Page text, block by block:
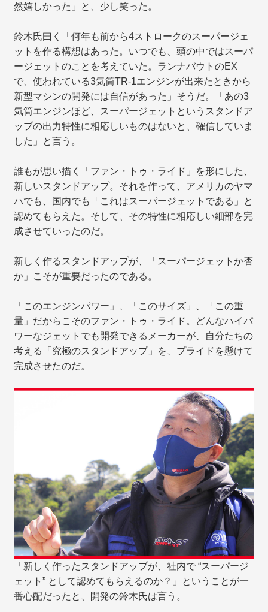
然嬉しかった」と、少し笑った。
鈴木氏曰く「何年も前から4ストロークのスーパージェ
ットを作る構想はあった。いつでも、頭の中ではスーパ
ージェットのことを考えていた。ランナバウトのEX
で、使われている3気筒TR-1エンジンが出来たときから
新型マシンの開発には自信があった」そうだ。「あの3
気筒エンジンほど、スーパージェットというスタンドア
ップの出力特性に相応しいものはないと、確信していま
した」と言う。
誰もが思い描く「ファン・トゥ・ライド」を形にした、
新しいスタンドアップ。それを作って、アメリカのヤマ
ハでも、国内でも「これはスーパージェットである」と
認めてもらえた。そして、その特性に相応しい細部を完
成させていったのだ。
新しく作るスタンドアップが、「スーパージェットか否
か」こそが重要だったのである。
「このエンジンパワー」、「このサイズ」、「この重
量」だからこそのファン・トゥ・ライド。どんなハイパ
ワーなジェットでも開発できるメーカーが、自分たちの
考える「究極のスタンドアップ」を、プライドを懸けて
完成させたのだ。
「新しく作ったスタンドアップが、社内で “スーパージ
ェット” として認めてもらえるのか？」ということが一
番心配だったと、開発の鈴木氏は言う。